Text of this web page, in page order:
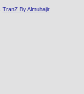
TranZ By Almuhajir